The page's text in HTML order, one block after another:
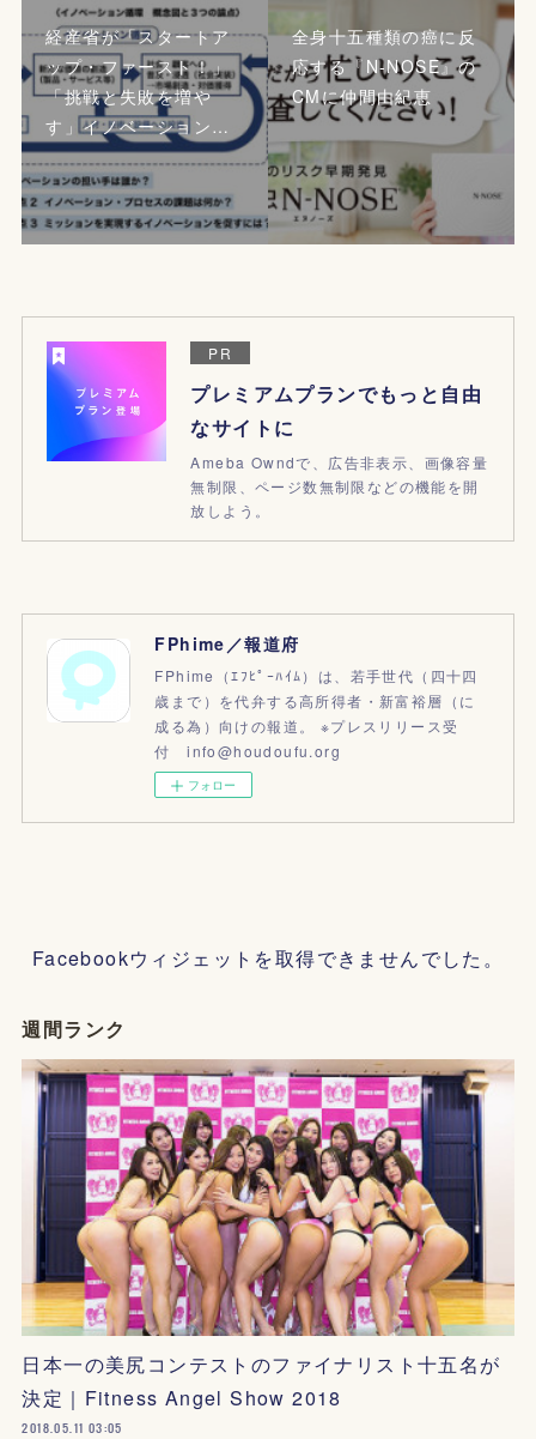
経産省が「スタートア
ップ・ファースト！」
「挑戦と失敗を増や
す」イノベーション…
全身十五種類の癌に反
応する『N-NOSE』の
CMに仲間由紀恵
PR
プレミアムプランでもっと自由
なサイトに
Ameba Owndで、広告非表示、画像容量
無制限、ページ数無制限などの機能を開
放しよう。
FPhime／報道府
FPhime（ｴﾌﾋﾟｰﾊｲﾑ）は、若手世代（四十四
歳まで）を代弁する高所得者・新富裕層（に
成る為）向けの報道。 ※プレスリリース受
付 info@houdoufu.org
フォロー
Facebookウィジェットを取得できませんでした。
週間ランク
日本一の美尻コンテストのファイナリスト十五名が
決定｜Fitness Angel Show 2018
2018.05.11 03:05